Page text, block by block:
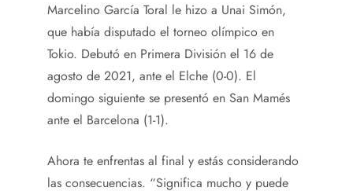
Marcelino García Toral le hizo a Unai Simón,
que había disputado el torneo olímpico en
Tokio. Debutó en Primera División el 16 de
agosto de 2021, ante el Elche (0-0). El
domingo siguiente se presentó en San Mamés
ante el Barcelona (1-1).
Ahora te enfrentas al final y estás considerando
las consecuencias. “Significa mucho y puede